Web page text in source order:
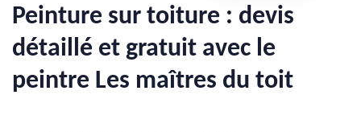
Peinture sur toiture : devis
détaillé et gratuit avec le
peintre Les maîtres du toit